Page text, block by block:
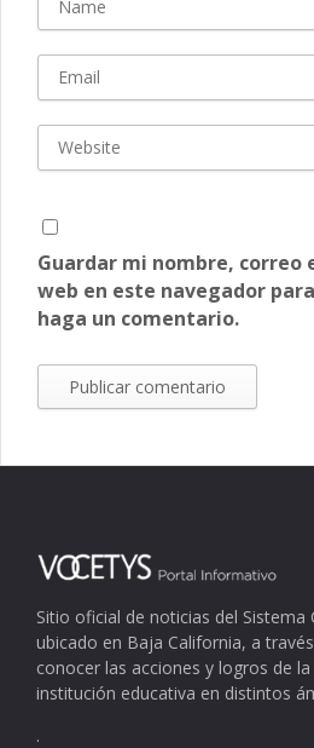
Guardar mi nombre, correo
web en este navegador
haga un comentario.
Sitio oficial de noticias del Sistema
ubicado en Baja California, a
conocer las acciones y logros de
institución educativa en distintos
.